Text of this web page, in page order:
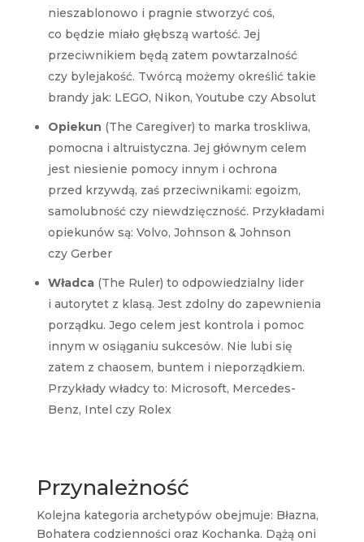
nieszablonowo i pragnie stworzyć coś,
co będzie miało głębszą wartość. Jej
przeciwnikiem będą zatem powtarzalność
czy bylejakość. Twórcą możemy określić takie
brandy jak: LEGO, Nikon, Youtube czy Absolut
Opiekun (The Caregiver) to marka troskliwa,
pomocna i altruistyczna. Jej głównym celem
jest niesienie pomocy innym i ochrona
przed krzywdą, zaś przeciwnikami: egoizm,
samolubność czy niewdzięczność. Przykładami
opiekunów są: Volvo, Johnson & Johnson
czy Gerber
Władca (The Ruler) to odpowiedzialny lider
i autorytet z klasą. Jest zdolny do zapewnienia
porządku. Jego celem jest kontrola i pomoc
innym w osiąganiu sukcesów. Nie lubi się
zatem z chaosem, buntem i nieporządkiem.
Przykłady władcy to: Microsoft, Mercedes-
Benz, Intel czy Rolex
Przynależność
Kolejna kategoria archetypów obejmuje: Błazna,
Bohatera codzienności oraz Kochanka. Dążą oni